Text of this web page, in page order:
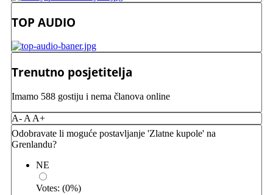
TOP AUDIO
Trenutno posjetitelja
Imamo 588 gostiju i nema članova online
A- A A+
Odobravate li moguće postavljanje 'Zlatne kupole' na
Grenlandu?
NE
Votes: (0%)